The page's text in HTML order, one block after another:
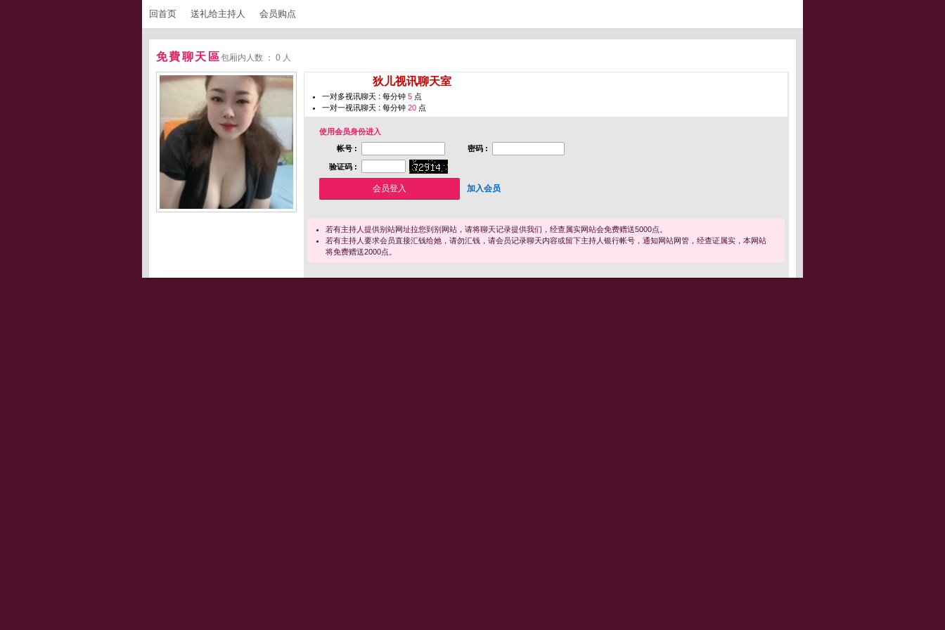
回首页 送礼给主持人 会员购点
免費聊天區包厢内人数 ： 0 人
狄儿视讯聊天室
一对多视讯聊天 : 每分钟 5 点
一对一视讯聊天 : 每分钟 20 点
使用会员身份进入
帐号 :
密码 :
验证码 :
加入会员
若有主持人提供别站网址拉您到别网站，请将聊天记录提供我们，经查属实网站会免费赠送5000点。
若有主持人要求会员直接汇钱给她，请勿汇钱，请会员记录聊天内容或留下主持人银行帐号，通知网站网管，经查证属实，本网站
将免费赠送2000点。